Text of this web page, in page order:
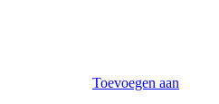
Toevoegen aan